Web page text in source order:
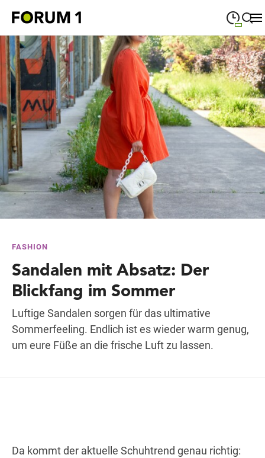
Suche schließen
Montag
MONTAG 09:00—19:00
Dienstag
DIENSTAG 09:00—19:00
Mittwoch
MITTWOCH 09:00—19:00
Donnerstag
DONNERSTAG 19:00
Freitag
FREITAG 09:00— 19:00
Samstag
SAMSTAG
Wegbeschreibung
FASHION
Sandalen mit Absatz: Der
Blickfang im Sommer
Luftige Sandalen sorgen für das ultimative
Sommerfeeling. Endlich ist es wieder warm genug,
um eure Füße an die frische Luft zu lassen.
Da kommt der aktuelle Schuhtrend genau richtig: